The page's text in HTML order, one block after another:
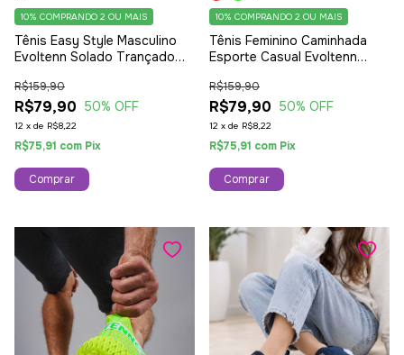
Tênis Easy Style Masculino
Evoltenn Solado Trançado
R$79,90
R$159,90
50% OFF
12 x de R$8,22
10% COMPRANDO 2 OU MAIS
R$75,91 com Pix
Comprar
Tênis Feminino Caminhada
Esporte Casual Evoltenn
Verde
R$79,90
R$159,90
50% OFF
12 x de R$8,22
10% COMPRANDO 2 OU MAIS
R$75,91 com Pix
Comprar